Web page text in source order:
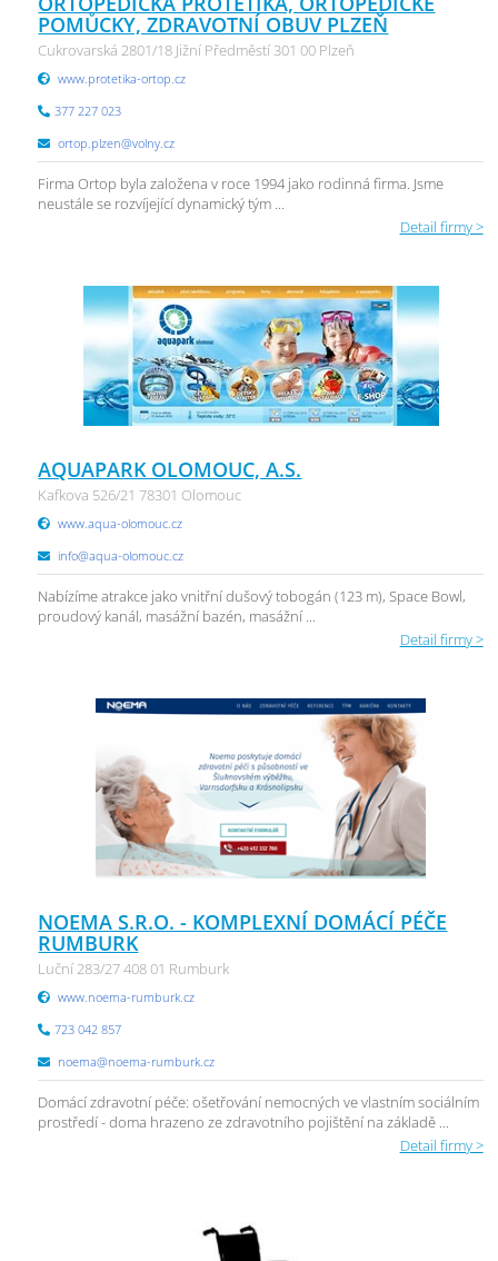
POMŮCKY, ZDRAVOTNÍ OBUV PLZEŇ
Cukrovarská 2801/18 Jižní Předměstí 301 00 Plzeň
www.protetika-ortop.cz
377 227 023
ortop.plzen@volny.cz
Firma Ortop byla založena v roce 1994 jako rodinná firma. Jsme
neustále se rozvíjející dynamický tým ...
Detail firmy >
AQUAPARK OLOMOUC, A.S.
Kafkova 526/21 78301 Olomouc
www.aqua-olomouc.cz
info@aqua-olomouc.cz
Nabízíme atrakce jako vnitřní dušový tobogán (123 m), Space Bowl,
proudový kanál, masážní bazén, masážní ...
Detail firmy >
NOEMA S.R.O. - KOMPLEXNÍ DOMÁCÍ PÉČE
RUMBURK
Luční 283/27 408 01 Rumburk
www.noema-rumburk.cz
723 042 857
noema@noema-rumburk.cz
Domácí zdravotní péče: ošetřování nemocných ve vlastním sociálním
prostředí - doma hrazeno ze zdravotního pojištění na základě ...
Detail firmy >